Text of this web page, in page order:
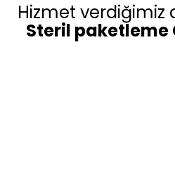
Hizmet verdiğimiz
Steril paketleme